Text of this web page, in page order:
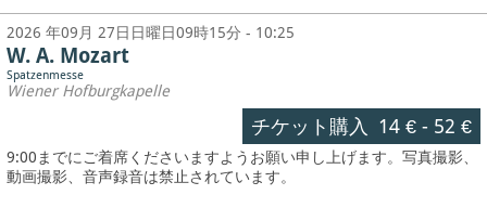
2026 年09月 27日日曜日09時15分 - 10:25
W. A. Mozart
Spatzenmesse
Wiener Hofburgkapelle
チケット購入 14 €- 52 €
9:00までにご着席くださいますようお願い申し上げます。写真撮影、
動画撮影、音声録音は禁止されています。